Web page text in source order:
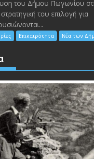
του Δήμου Πωγωνίου
του επιλογή για
Επικαιρότητα Νέα των